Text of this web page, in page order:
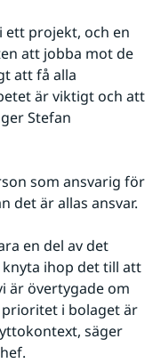
ett projekt, och en
att jobba mot de
att få alla
är viktigt och att
Stefan
som ansvarig för
det är allas ansvar.
en del av det
ihop det till att
är övertygade om
i bolaget är
säger